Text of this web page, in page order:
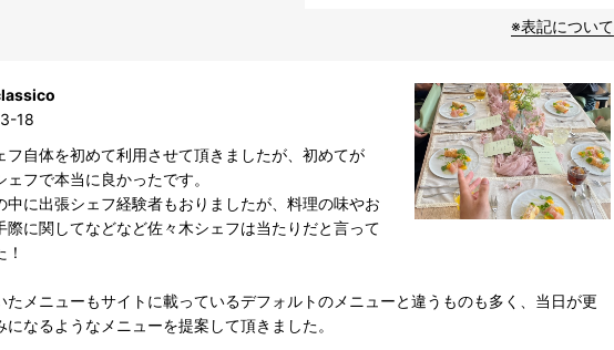
※表記について
18
フ自体を初めて利用させて頂きましたが、初めてが
ェフで本当に良かったです。
中に出張シェフ経験者もおりましたが、料理の味やお
際に関してなどなど佐々木シェフは当たりだと言って
たメニューもサイトに載っているデフォルトのメニューと違うものも多く、当日が更
になるようなメニューを提案して頂きました。